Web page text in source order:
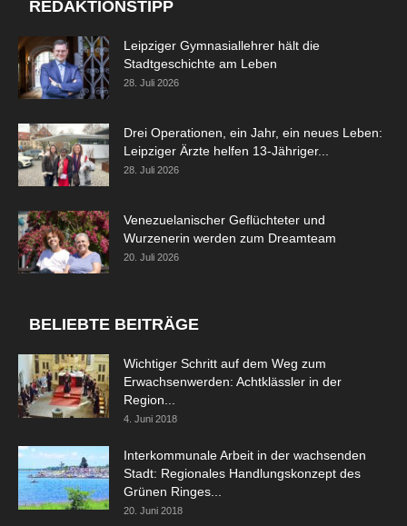
REDAKTIONSTIPP
Leipziger Gymnasiallehrer hält die
Stadtgeschichte am Leben
28. Juli 2026
Drei Operationen, ein Jahr, ein neues Leben:
Leipziger Ärzte helfen 13-Jähriger...
28. Juli 2026
Venezuelanischer Geflüchteter und
Wurzenerin werden zum Dreamteam
20. Juli 2026
BELIEBTE BEITRÄGE
Wichtiger Schritt auf dem Weg zum
Erwachsenwerden: Achtklässler in der
Region...
4. Juni 2018
Interkommunale Arbeit in der wachsenden
Stadt: Regionales Handlungskonzept des
Grünen Ringes...
20. Juni 2018